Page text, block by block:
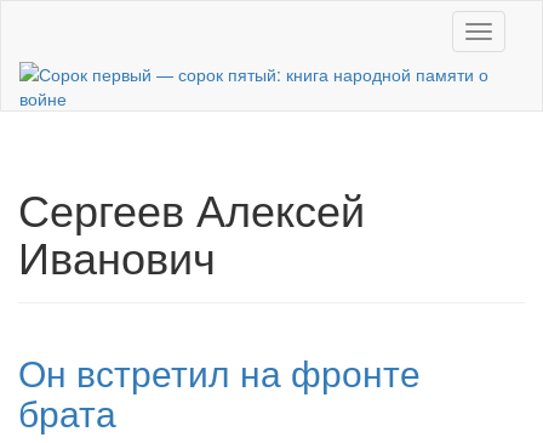
main
content
Toggle
Сергеев Алексей
Иванович
Он встретил на фронте
брата